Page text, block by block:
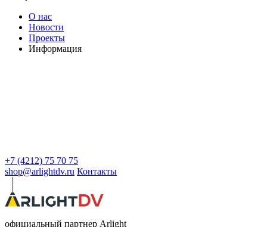
О нас
Новости
Проекты
Информация
+7 (4212) 75 70 75
shop@arlightdv.ru Контакты
официальный партнер Arlight